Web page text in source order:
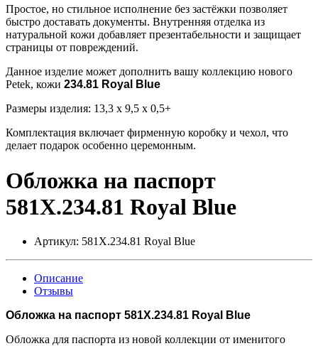
Простое, но стильное исполнение без застёжки позволяет
быстро доставать документы. Внутренняя отделка из
натуральной кожи добавляет презентабельности и защищает
страницы от повреждений.
Данное изделие может дополнить вашу коллекцию нового
Petek, кожи 234.81 Royal Blue
Размеры изделия: 13,3 х 9,5 х 0,5+
Комплектация включает фирменную коробку и чехол, что
делает подарок особенно церемонным.
Обложка на паспорт
581X.234.81 Royal Blue
Артикул: 581X.234.81 Royal Blue
Описание
Отзывы
Обложка на паспорт 581X.234.81 Royal Blue
Обложка для паспорта из новой коллекции от именитого